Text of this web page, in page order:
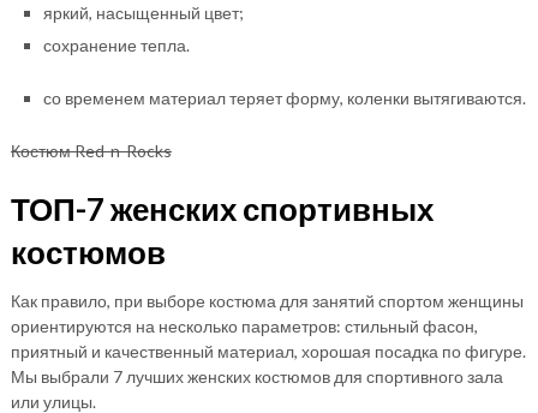
яркий, насыщенный цвет;
сохранение тепла.
со временем материал теряет форму, коленки вытягиваются.
Костюм Red-n-Rocks
ТОП-7 женских спортивных
костюмов
Как правило, при выборе костюма для занятий спортом женщины
ориентируются на несколько параметров: стильный фасон,
приятный и качественный материал, хорошая посадка по фигуре.
Мы выбрали 7 лучших женских костюмов для спортивного зала
или улицы.